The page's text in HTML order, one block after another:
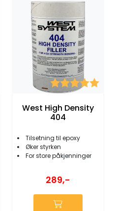
5.0 av 5 muligeKarakter:
West High Density
404
Tilsetning til epoxy
Øker styrken
For store påkjenninger
289,-